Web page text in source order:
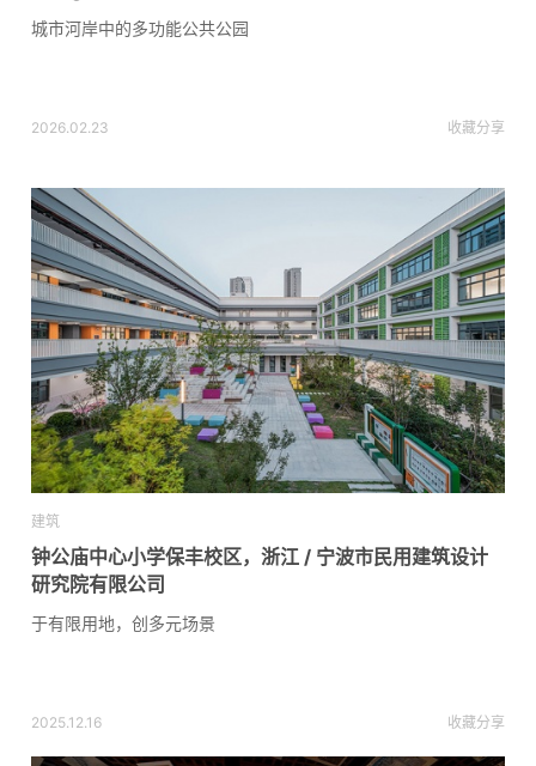
城市河岸中的多功能公共公园
2026.02.23 收藏分享
建筑
钟公庙中心小学保丰校区，浙江 / 宁波市民用建筑设计
研究院有限公司
于有限用地，创多元场景
2025.12.16 收藏分享